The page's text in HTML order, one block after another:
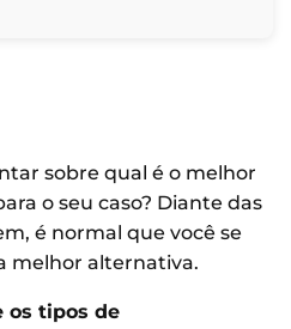
sobre qual é o melhor
o seu caso? Diante das
é normal que você se
melhor alternativa.
os tipos de